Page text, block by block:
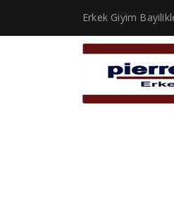
Erkek Giyim